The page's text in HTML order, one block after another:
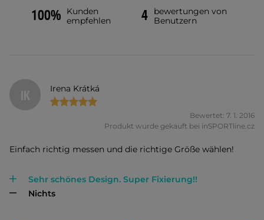
100%
Kunden
empfehlen
4
bewertungen von
Benutzern
IK Irena Krátká
Bewertet: 7. 1. 2016
Produkt wurde gekauft bei inSPORTline.cz
Einfach richtig messen und die richtige Größe wählen!
Sehr schönes Design. Super Fixierung!!
Nichts